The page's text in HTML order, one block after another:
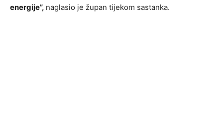
energije”, naglasio je župan tijekom sastanka.